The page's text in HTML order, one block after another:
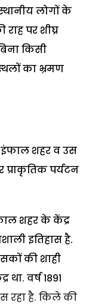
लोगों के
राह पर शीघ्र
किसी
का भ्रमण
इंफाल शहर व उस
पर्यटन
शहर के केंद्र
इतिहास है.
की शाही
था. वर्ष 1891
रहा है. किले की